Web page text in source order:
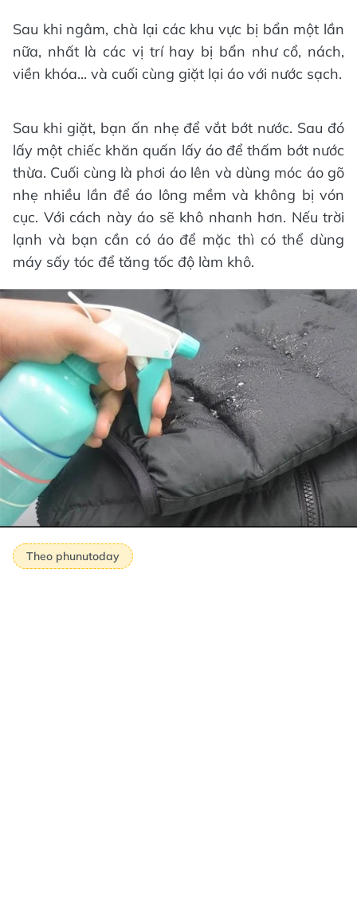
Sau khi ngâm, chà lại các khu vực bị bẩn một lần
nữa, nhất là các vị trí hay bị bẩn như cổ, nách,
viền khóa... và cuối cùng giặt lại áo với nước sạch.
Sau khi giặt, bạn ấn nhẹ để vắt bớt nước. Sau đó
lấy một chiếc khăn quấn lấy áo để thấm bớt nước
thừa. Cuối cùng là phơi áo lên và dùng móc áo gõ
nhẹ nhiều lần để áo lông mềm và không bị vón
cục. Với cách này áo sẽ khô nhanh hơn. Nếu trời
lạnh và bạn cần có áo để mặc thì có thể dùng
máy sấy tóc để tăng tốc độ làm khô.
Theo phunutoday